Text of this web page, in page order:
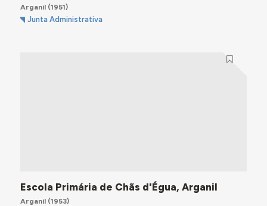
Arganil(1951)
Junta Administrativa
Escola Primária de Chãs d'Égua, Arganil
Arganil(1953)